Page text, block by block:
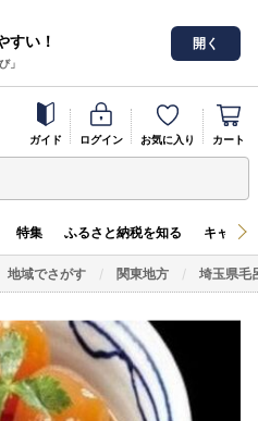
すい！
」
開く
ガイド ログイン お気に入り カート
特集 ふるさと納税を知る キャン
地域でさがす 関東地方 埼玉県毛